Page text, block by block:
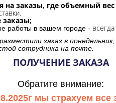
на заказы, где объемный
заказы;
работы в вашем городе -
заказ в
сотрудника на почте.
ПОЛУЧЕНИЕ ЗАКАЗА
Обратите внимание:
мы страхуем все